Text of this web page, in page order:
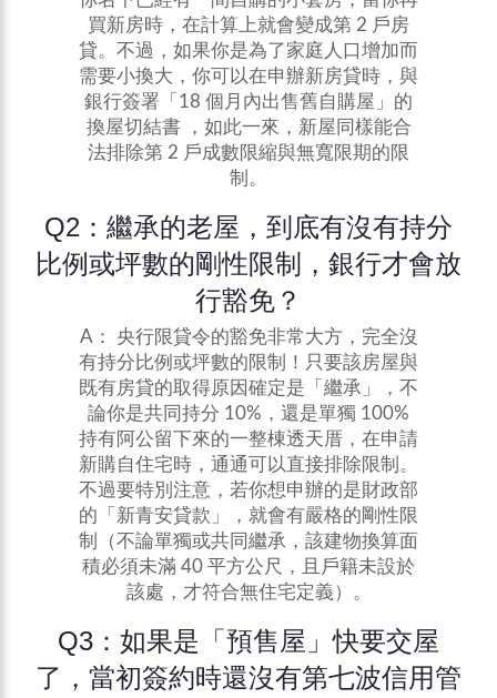
買新房時，在計算上就會變成第 2 戶房
貸。不過，如果你是為了家庭人口增加而
需要小換大，你可以在申辦新房貸時，與
銀行簽署「18 個月內出售舊自購屋」的
換屋切結書 ，如此一來，新屋同樣能合
法排除第 2 戶成數限縮與無寬限期的限
制。
Q2：繼承的老屋，到底有沒有持分
比例或坪數的剛性限制，銀行才會放
行豁免？
A： 央行限貸令的豁免非常大方，完全沒
有持分比例或坪數的限制！只要該房屋與
既有房貸的取得原因確定是「繼承」，不
論你是共同持分 10%，還是單獨 100%
持有阿公留下來的一整棟透天厝，在申請
新購自住宅時，通通可以直接排除限制。
不過要特別注意，若你想申辦的是財政部
的「新青安貸款」，就會有嚴格的剛性限
制（不論單獨或共同繼承，該建物換算面
積必須未滿 40 平方公尺，且戶籍未設於
該處，才符合無住宅定義）。
Q3：如果是「預售屋」快要交屋
了，當初簽約時還沒有第七波信用管